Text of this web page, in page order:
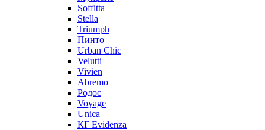
Soffitta
Stella
Triumph
Пинто
Urban Chic
Velutti
Vivien
Abremo
Родос
Voyage
Unica
КГ Evidenza